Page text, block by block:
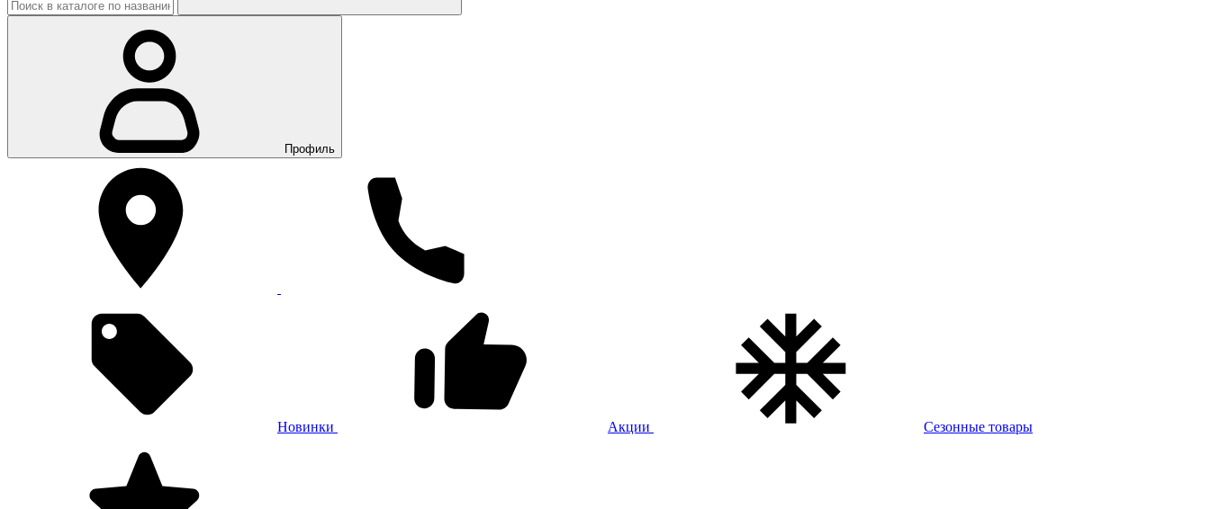
Профиль
Новинки Акции Сезонные товары